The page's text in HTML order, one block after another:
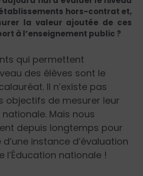
hors-contrat et,
la valeur ajoutée de ces
à l’enseignement public ?
qui permettent
des élèves sont le
Il n’existe pas
objectifs de mesurer leur
Mais nous
depuis longtemps pour
instance d’évaluation
l’Éducation nationale !